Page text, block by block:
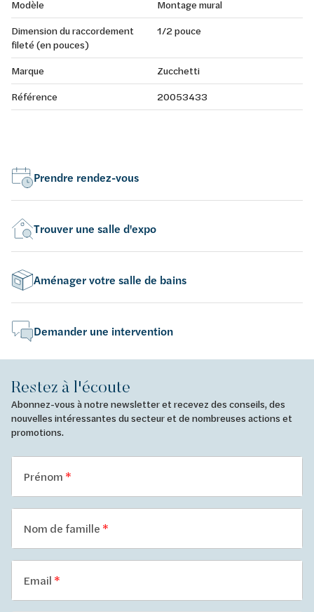
Modèle
Montage mural
Dimension du raccordement
fileté (en pouces)
1/2 pouce
Marque
Zucchetti
Référence
20053433
Prendre rendez-vous
Trouver une salle d'expo
Aménager votre salle de bains
Demander une intervention
Restez à l'écoute
Abonnez-vous à notre newsletter et recevez des conseils, des
nouvelles intéressantes du secteur et de nombreuses actions et
promotions.
Prénom
Nom de famille
Email